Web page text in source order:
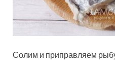
Солим и приправляем рыбу